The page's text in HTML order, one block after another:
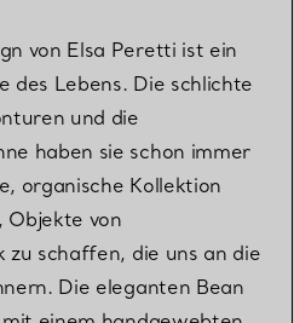
von Elsa Peretti ist ein
des Lebens. Die schlichte
und die
haben sie schon immer
organische Kollektion
Objekte von
schaffen, die uns an die
Die eleganten Bean